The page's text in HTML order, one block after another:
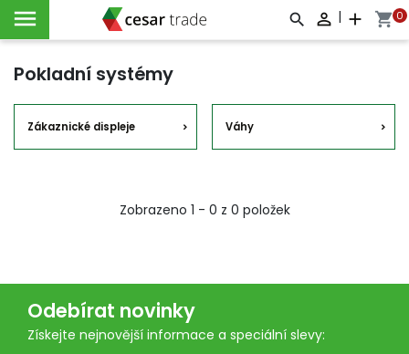
   | add shopping_cart0
Pokladní systémy
Zákaznické displeje Váhy
Zobrazeno 1 - 0 z 0 položek
Odebírat novinky
Získejte nejnovější informace a speciální slevy: